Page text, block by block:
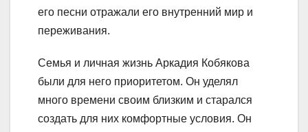
его песни отражали его внутренний мир и
переживания.
Семья и личная жизнь Аркадия Кобякова
были для него приоритетом. Он уделял
много времени своим близким и старался
создать для них комфортные условия. Он